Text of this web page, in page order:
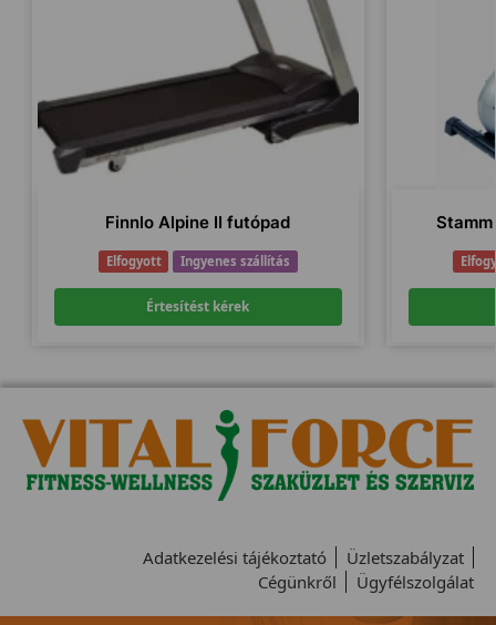
Finnlo Alpine II futópad
Elfogyott Ingyenes szállítás
Értesítést kérek
Adatkezelési tájékoztató
Üzletszabályzat
Cégünkről
Ügyfélszolgálat